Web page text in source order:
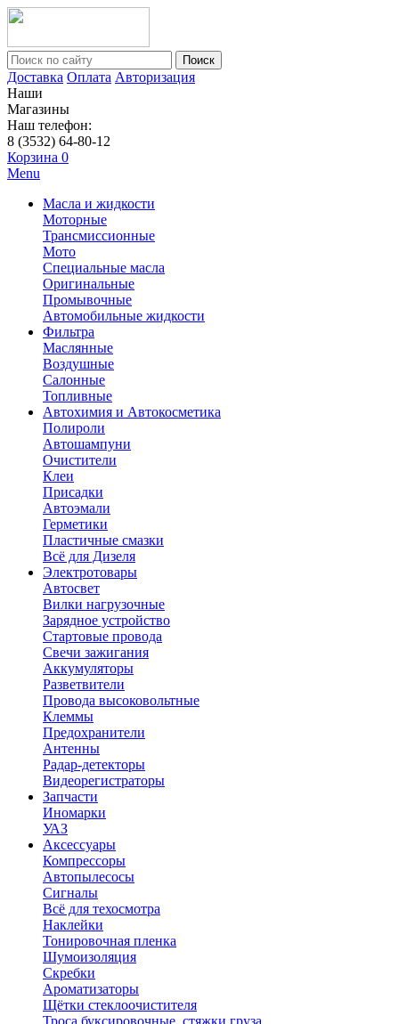
Поиск
Доставка Оплата Авторизация
Наши
Магазины
Наш телефон:
8 (3532) 64-80-12
Корзина 0
Menu
Масла и жидкости
Моторные
Трансмиссионные
Мото
Специальные масла
Оригинальные
Промывочные
Автомобильные жидкости
Фильтра
Маслянные
Воздушные
Салонные
Топливные
Автохимия и Автокосметика
Полироли
Автошампуни
Очистители
Клеи
Присадки
Автоэмали
Герметики
Пластичные смазки
Всё для Дизеля
Электротовары
Автосвет
Вилки нагрузочные
Зарядное устройство
Стартовые провода
Свечи зажигания
Аккумуляторы
Разветвители
Провода высоковольтные
Клеммы
Предохранители
Антенны
Радар-детекторы
Видеорегистраторы
Запчасти
Иномарки
УАЗ
Аксесcуары
Компрессоры
Автопылесосы
Сигналы
Всё для техосмотра
Наклейки
Тонировочная пленка
Шумоизоляция
Скребки
Ароматизаторы
Щётки стеклоочистителя
Троса буксировочные, стяжки груза